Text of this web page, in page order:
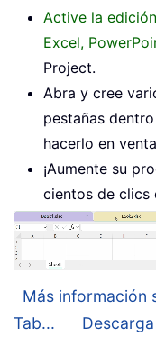
Active la
Excel,
Project.
Abra y cree
pestañas
hacerlo en
¡Aumente su
cientos de clics
Más información
Tab...